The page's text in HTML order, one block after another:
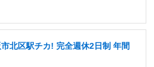
市北区駅チカ! 完全週休2日制 年間